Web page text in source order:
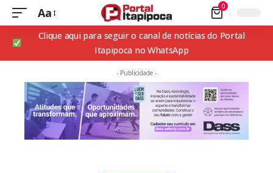
Aa 0
Clique aqui para seguir o canal de notícias do Portal
Itapipoca no WhatsApp
- Publicidade -